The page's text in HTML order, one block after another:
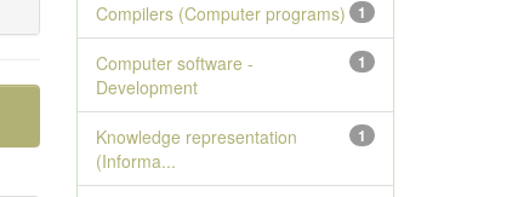
1
Compilers (Computer programs)
1
Computer software -
Development
1
Knowledge representation
(Informa...